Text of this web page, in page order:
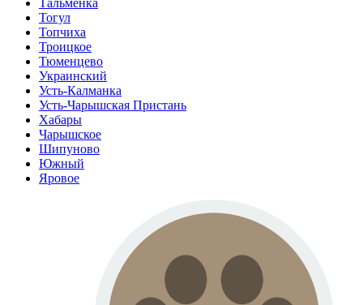
Тальменка
Тогул
Топчиха
Троицкое
Тюменцево
Украинский
Усть-Калманка
Усть-Чарышская Пристань
Хабары
Чарышское
Шипуново
Южный
Яровое